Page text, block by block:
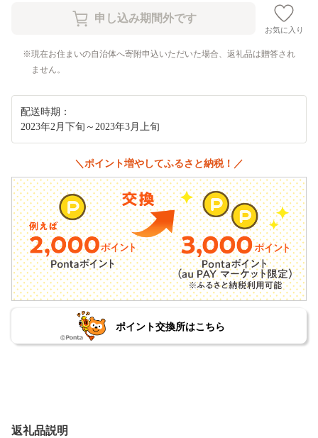
お気に入り
現在お住まいの自治体へ寄附申込いただいた場合、返礼品は贈答され
ません。
配送時期：
2023年2月下旬～2023年3月上旬
＼ポイント増やしてふるさと納税！／
ポイント交換所はこちら
返礼品説明